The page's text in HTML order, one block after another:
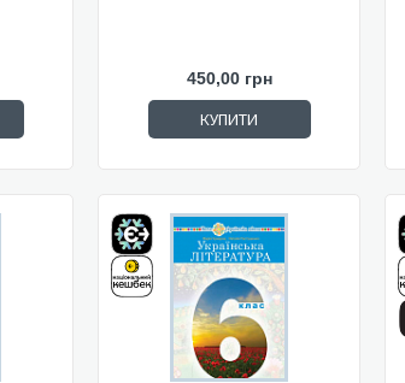
450,00 грн
КУПИТИ